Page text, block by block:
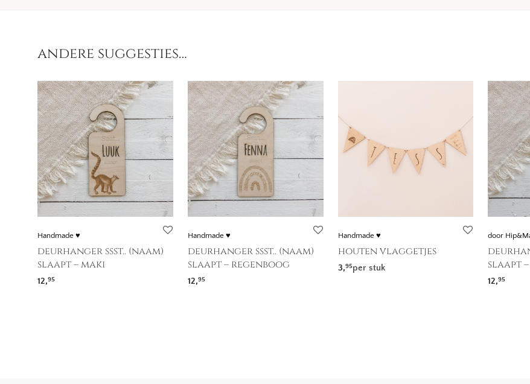
andere suggesties…
Handmade ♥
deurhanger ssst.. (naam)
slaapt – maki
12,95
Handmade ♥
deurhanger ssst.. (naam)
slaapt – regenboog
12,95
Handmade ♥
houten vlaggetjes
3,95per stuk
door
slaapt
12,95